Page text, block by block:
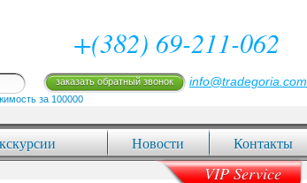
+(382) 69-211-062
за 100000
заказать обратный звонок info@tradegoria.com
Новости Контакты
VIP Service